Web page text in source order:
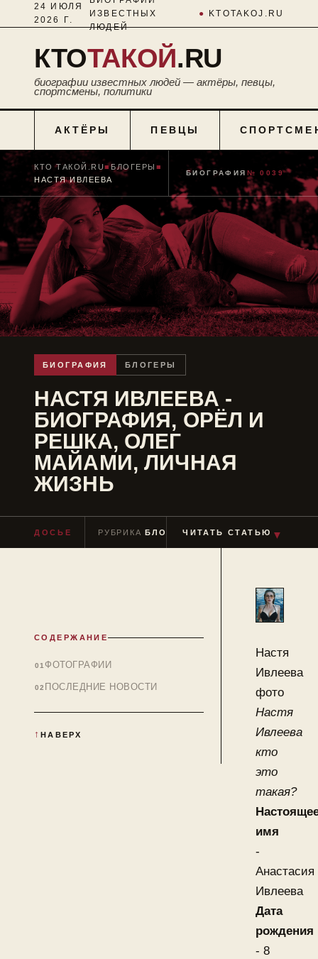
24 ИЮЛЯ
2026 Г.
ИЗВЕСТНЫХ
ЛЮДЕЙ
● KTOTAKOJ.RU
КТОТАКОЙ.RU
биографии известных людей — актёры, певцы,
спортсмены, политики
АКТЁРЫ ПЕВЦЫ
КТО ТАКОЙ.RU■БЛОГЕРЫ ■
НАСТЯ ИВЛЕЕВА
БИОГРАФИЯ № 0039
БИОГРАФИЯ БЛОГЕРЫ
НАСТЯ ИВЛЕЕВА -
БИОГРАФИЯ, ОРЁЛ И
РЕШКА, ОЛЕГ
МАЙАМИ, ЛИЧНАЯ
ЖИЗНЬ
ДОСЬЕ РУБРИКАБЛОГЕРЫ ЧТЕНИЕ≈ 8 МИН
ЧИТАТЬ СТАТЬЮ ▼
СОДЕРЖАНИЕ
ФОТОГРАФИИ
ПОСЛЕДНИЕ НОВОСТИ
НАВЕРХ
Настя
Ивлеева
фото
Настя
Ивлеева
кто
это
такая?
имя
-
Анастасия
Ивлеева
Дата
рождения
- 8